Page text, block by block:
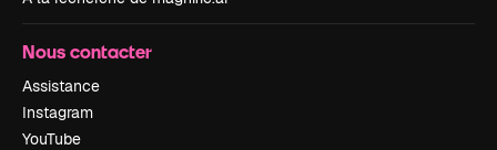
Nous contacter
Assistance
Instagram
YouTube